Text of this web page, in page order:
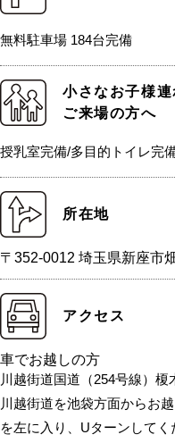
無料駐車場 184台完備
小さなお子様連
ご来場の方へ
授乳室完備/多目的トイレ完
所在地
〒352-0012 埼玉県新座市
アクセス
車でお越しの方
川越街道国道（254号線）榎
川越街道を池袋方面からお
を左に入り、Uターンしてく